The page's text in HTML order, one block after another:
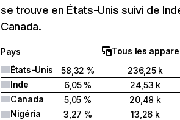
se trouve en États-Unis suivi de
Canada.
Pays
Tous les
États-Unis
58,32 %
236,25 k
Inde
6,05 %
24,53 k
Canada
5,05 %
20,48 k
Nigéria
3,27 %
13,26 k